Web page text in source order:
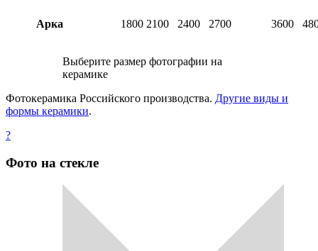
Арка 1800 2100 2400 2700 3600
Выберите размер фотографии на
керамике
Фотокерамика Российского производства. Другие виды и
формы керамики.
?
Фото на стекле